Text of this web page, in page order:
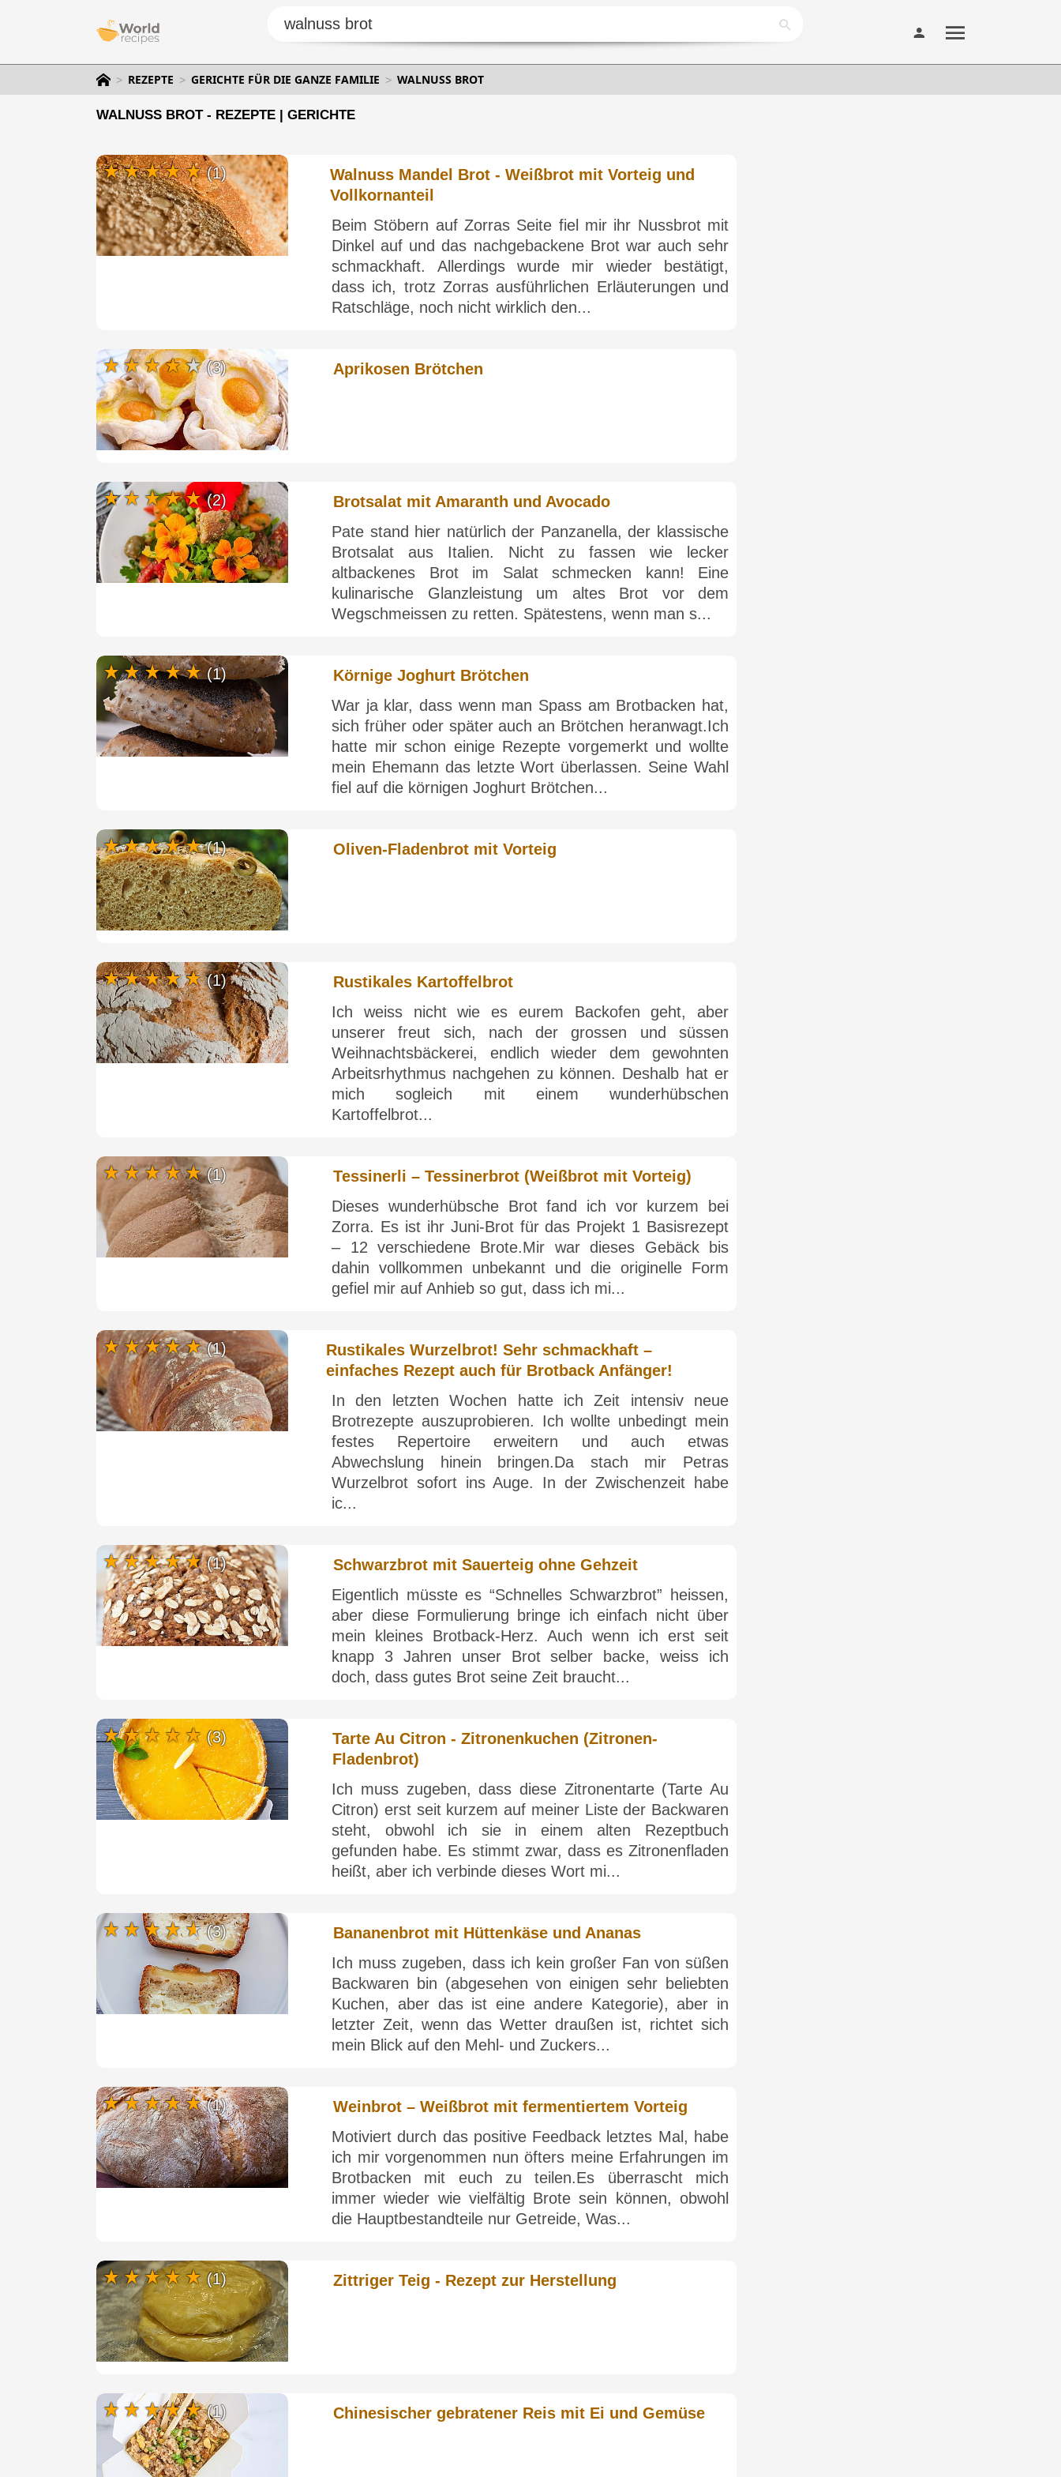
REZEPTE GERICHTE FÜR DIE GANZE FAMILIE WALNUSS BROT
WALNUSS BROT - REZEPTE | GERICHTE
Walnuss Mandel Brot - Weißbrot mit Vorteig und
Vollkornanteil
Beim Stöbern auf Zorras Seite fiel mir ihr Nussbrot mit
Dinkel auf und das nachgebackene Brot war auch sehr
schmackhaft. Allerdings wurde mir wieder bestätigt,
dass ich, trotz Zorras ausführlichen Erläuterungen und
Ratschläge, noch nicht wirklich den...
(1)
Aprikosen Brötchen
(3)
Brotsalat mit Amaranth und Avocado
Pate stand hier natürlich der Panzanella, der klassische
Brotsalat aus Italien. Nicht zu fassen wie lecker
altbackenes Brot im Salat schmecken kann! Eine
kulinarische Glanzleistung um altes Brot vor dem
Wegschmeissen zu retten. Spätestens, wenn man s...
(2)
Körnige Joghurt Brötchen
War ja klar, dass wenn man Spass am Brotbacken hat,
sich früher oder später auch an Brötchen heranwagt.Ich
hatte mir schon einige Rezepte vorgemerkt und wollte
mein Ehemann das letzte Wort überlassen. Seine Wahl
fiel auf die körnigen Joghurt Brötchen...
(1)
Oliven-Fladenbrot mit Vorteig
(1)
Rustikales Kartoffelbrot
Ich weiss nicht wie es eurem Backofen geht, aber
unserer freut sich, nach der grossen und süssen
Weihnachtsbäckerei, endlich wieder dem gewohnten
Arbeitsrhythmus nachgehen zu können. Deshalb hat er
mich sogleich mit einem wunderhübschen
Kartoffelbrot...
(1)
Tessinerli – Tessinerbrot (Weißbrot mit Vorteig)
Dieses wunderhübsche Brot fand ich vor kurzem bei
Zorra. Es ist ihr Juni-Brot für das Projekt 1 Basisrezept
– 12 verschiedene Brote.Mir war dieses Gebäck bis
dahin vollkommen unbekannt und die originelle Form
gefiel mir auf Anhieb so gut, dass ich mi...
(1)
Rustikales Wurzelbrot! Sehr schmackhaft –
einfaches Rezept auch für Brotback Anfänger!
In den letzten Wochen hatte ich Zeit intensiv neue
Brotrezepte auszuprobieren. Ich wollte unbedingt mein
festes Repertoire erweitern und auch etwas
Abwechslung hinein bringen.Da stach mir Petras
Wurzelbrot sofort ins Auge. In der Zwischenzeit habe
ic...
(1)
Schwarzbrot mit Sauerteig ohne Gehzeit
Eigentlich müsste es “Schnelles Schwarzbrot” heissen,
aber diese Formulierung bringe ich einfach nicht über
mein kleines Brotback-Herz. Auch wenn ich erst seit
knapp 3 Jahren unser Brot selber backe, weiss ich
doch, dass gutes Brot seine Zeit braucht...
(1)
Tarte Au Citron - Zitronenkuchen (Zitronen-
Fladenbrot)
Ich muss zugeben, dass diese Zitronentarte (Tarte Au
Citron) erst seit kurzem auf meiner Liste der Backwaren
steht, obwohl ich sie in einem alten Rezeptbuch
gefunden habe. Es stimmt zwar, dass es Zitronenfladen
heißt, aber ich verbinde dieses Wort mi...
(3)
Bananenbrot mit Hüttenkäse und Ananas
Ich muss zugeben, dass ich kein großer Fan von süßen
Backwaren bin (abgesehen von einigen sehr beliebten
Kuchen, aber das ist eine andere Kategorie), aber in
letzter Zeit, wenn das Wetter draußen ist, richtet sich
mein Blick auf den Mehl- und Zuckers...
(3)
Weinbrot – Weißbrot mit fermentiertem Vorteig
Motiviert durch das positive Feedback letztes Mal, habe
ich mir vorgenommen nun öfters meine Erfahrungen im
Brotbacken mit euch zu teilen.Es überrascht mich
immer wieder wie vielfältig Brote sein können, obwohl
die Hauptbestandteile nur Getreide, Was...
(1)
Zittriger Teig - Rezept zur Herstellung
(1)
Chinesischer gebratener Reis mit Ei und Gemüse
(1)